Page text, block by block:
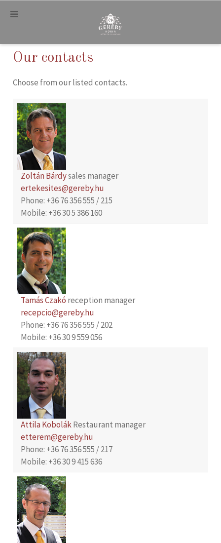
.
Our contacts
Choose from our listed contacts.
Zoltán Bárdysales manager
ertekesites@gereby.hu
Phone: +36 76 356 555 / 215
Mobile: +36 30 5 386 160
Tamás Czakó reception manager
recepcio@gereby.hu
Phone: +36 76 356 555 / 202
Mobile: +36 30 9 559 056
Attila KobolákRestaurant manager
etterem@gereby.hu
Phone: +36 76 356 555 / 217
Mobile: +36 30 9 415 636